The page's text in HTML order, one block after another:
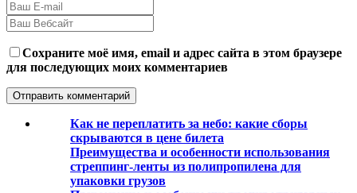
Сохраните моё имя, email и адрес сайта в этом браузере
для последующих моих комментариев
Как не переплатить за небо: какие сборы
скрываются в цене билета
Преимущества и особенности использования
стреппинг-ленты из полипропилена для
упаковки грузов